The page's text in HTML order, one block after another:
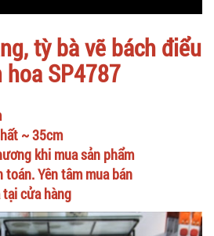
tỳ bà vẽ bách điểu
hoa SP4787
~35cm
khi mua sản phẩm
toán. Yên tâm mua bán
cửa hàng